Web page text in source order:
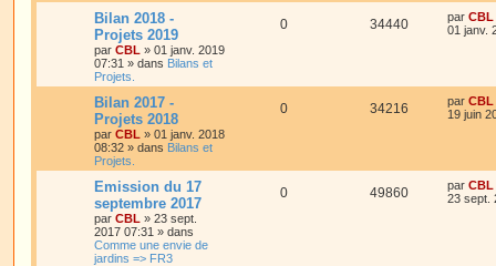
Bilan 2018 -
Projets 2019
par CBL » 01 janv. 2019
07:31 » dans Bilans et
Projets.
0 34440 par CBL
01 janv.
Bilan 2017 -
Projets 2018
par CBL » 01 janv. 2018
08:32 » dans Bilans et
Projets.
0 34216 par CBL
19 juin
Emission du 17
septembre 2017
par CBL » 23 sept.
2017 07:31 » dans
Comme une envie de
jardins => FR3
0 49860 par CBL
23 sept.